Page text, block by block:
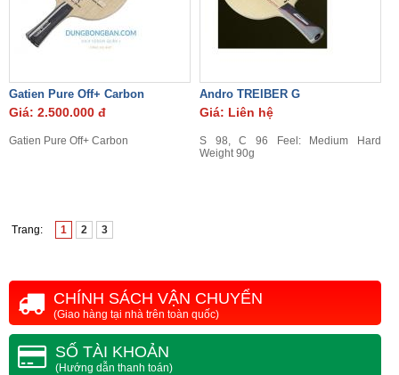
Gatien Pure Off+ Carbon
Giá: 2.500.000 đ
Gatien Pure Off+ Carbon
Andro TREIBER G
Giá: Liên hệ
S 98, C 96 Feel: Medium Hard
Weight 90g
Trang: 1 2 3
CHÍNH SÁCH VẬN CHUYỂN
(Giao hàng tại nhà trên toàn quốc)
SỐ TÀI KHOẢN
(Hướng dẫn thanh toán)